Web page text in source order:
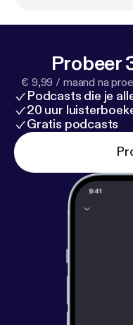
Probeer
€ 9,99 / maand na
Podcasts die je
20 uur
Gratis podcasts